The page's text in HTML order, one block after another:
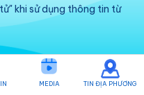
khi sử dụng thông tin từ
MEDIA TIN ĐỊA PHƯƠNG